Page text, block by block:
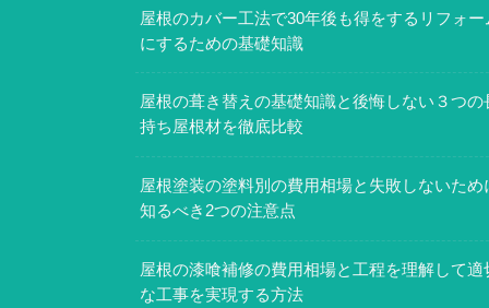
屋根のカバー工法で30年後も得をするリフォー
にするための基礎知識
屋根の葺き替えの基礎知識と後悔しない３つの
持ち屋根材を徹底比較
屋根塗装の塗料別の費用相場と失敗しないため
知るべき2つの注意点
屋根の漆喰補修の費用相場と工程を理解して適
な工事を実現する方法